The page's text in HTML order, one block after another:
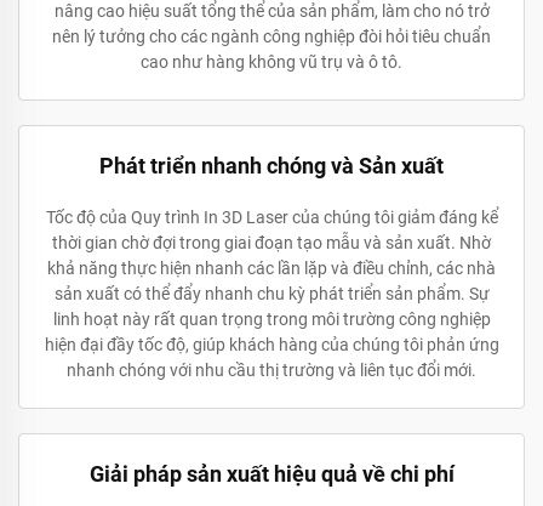
nâng cao hiệu suất tổng thể của sản phẩm, làm cho nó trở
nên lý tưởng cho các ngành công nghiệp đòi hỏi tiêu chuẩn
cao như hàng không vũ trụ và ô tô.
Phát triển nhanh chóng và Sản xuất
Tốc độ của Quy trình In 3D Laser của chúng tôi giảm đáng kể
thời gian chờ đợi trong giai đoạn tạo mẫu và sản xuất. Nhờ
khả năng thực hiện nhanh các lần lặp và điều chỉnh, các nhà
sản xuất có thể đẩy nhanh chu kỳ phát triển sản phẩm. Sự
linh hoạt này rất quan trọng trong môi trường công nghiệp
hiện đại đầy tốc độ, giúp khách hàng của chúng tôi phản ứng
nhanh chóng với nhu cầu thị trường và liên tục đổi mới.
Giải pháp sản xuất hiệu quả về chi phí